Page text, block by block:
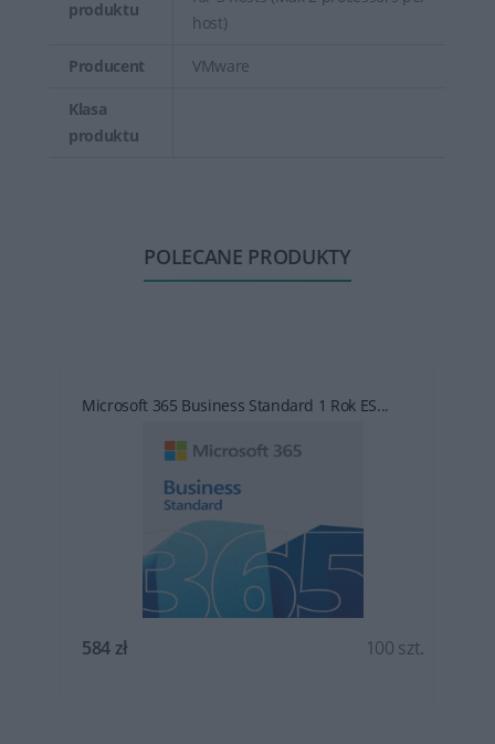
produktu
host)
Producent VMware
Klasa
produktu
POLECANE PRODUKTY
Microsoft 365 Business Standard 1 Rok ES...
584 zł 100 szt.